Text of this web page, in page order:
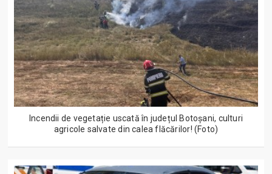
Incendii de vegetație uscată în județul Botoșani, culturi
agricole salvate din calea flăcărilor! (Foto)